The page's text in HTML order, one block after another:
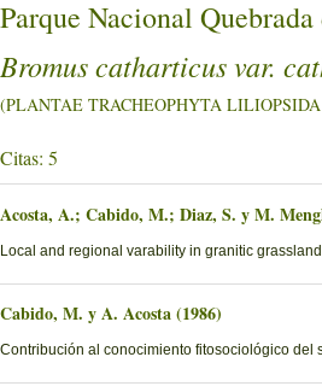
Parque Nacional
Bromus catharticus var.
(PLANTAE TRACHEOPHYTA LILIOPSIDA
Citas: 5
Acosta, A.; Cabido, M.; Diaz, S. y M.
Local and regional varability in granitic
Cabido, M. y A. Acosta (1986)
Contribución al conocimiento fitosociológico del